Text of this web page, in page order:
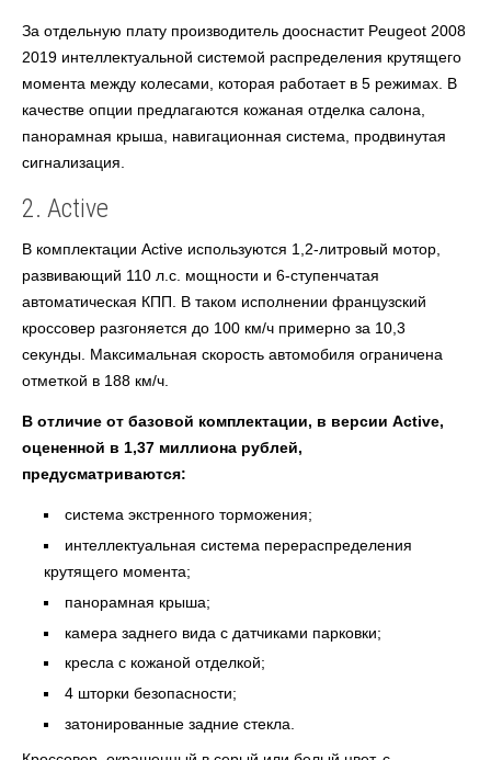
За отдельную плату производитель дооснастит Peugeot 2008
2019 интеллектуальной системой распределения крутящего
момента между колесами, которая работает в 5 режимах. В
качестве опции предлагаются кожаная отделка салона,
панорамная крыша, навигационная система, продвинутая
сигнализация.
2. Active
В комплектации Active используются 1,2-литровый мотор,
развивающий 110 л.с. мощности и 6-ступенчатая
автоматическая КПП. В таком исполнении французский
кроссовер разгоняется до 100 км/ч примерно за 10,3
секунды. Максимальная скорость автомобиля ограничена
отметкой в 188 км/ч.
В отличие от базовой комплектации, в версии Active,
оцененной в 1,37 миллиона рублей,
предусматриваются:
система экстренного торможения;
интеллектуальная система перераспределения
крутящего момента;
панорамная крыша;
камера заднего вида с датчиками парковки;
кресла с кожаной отделкой;
4 шторки безопасности;
затонированные задние стекла.